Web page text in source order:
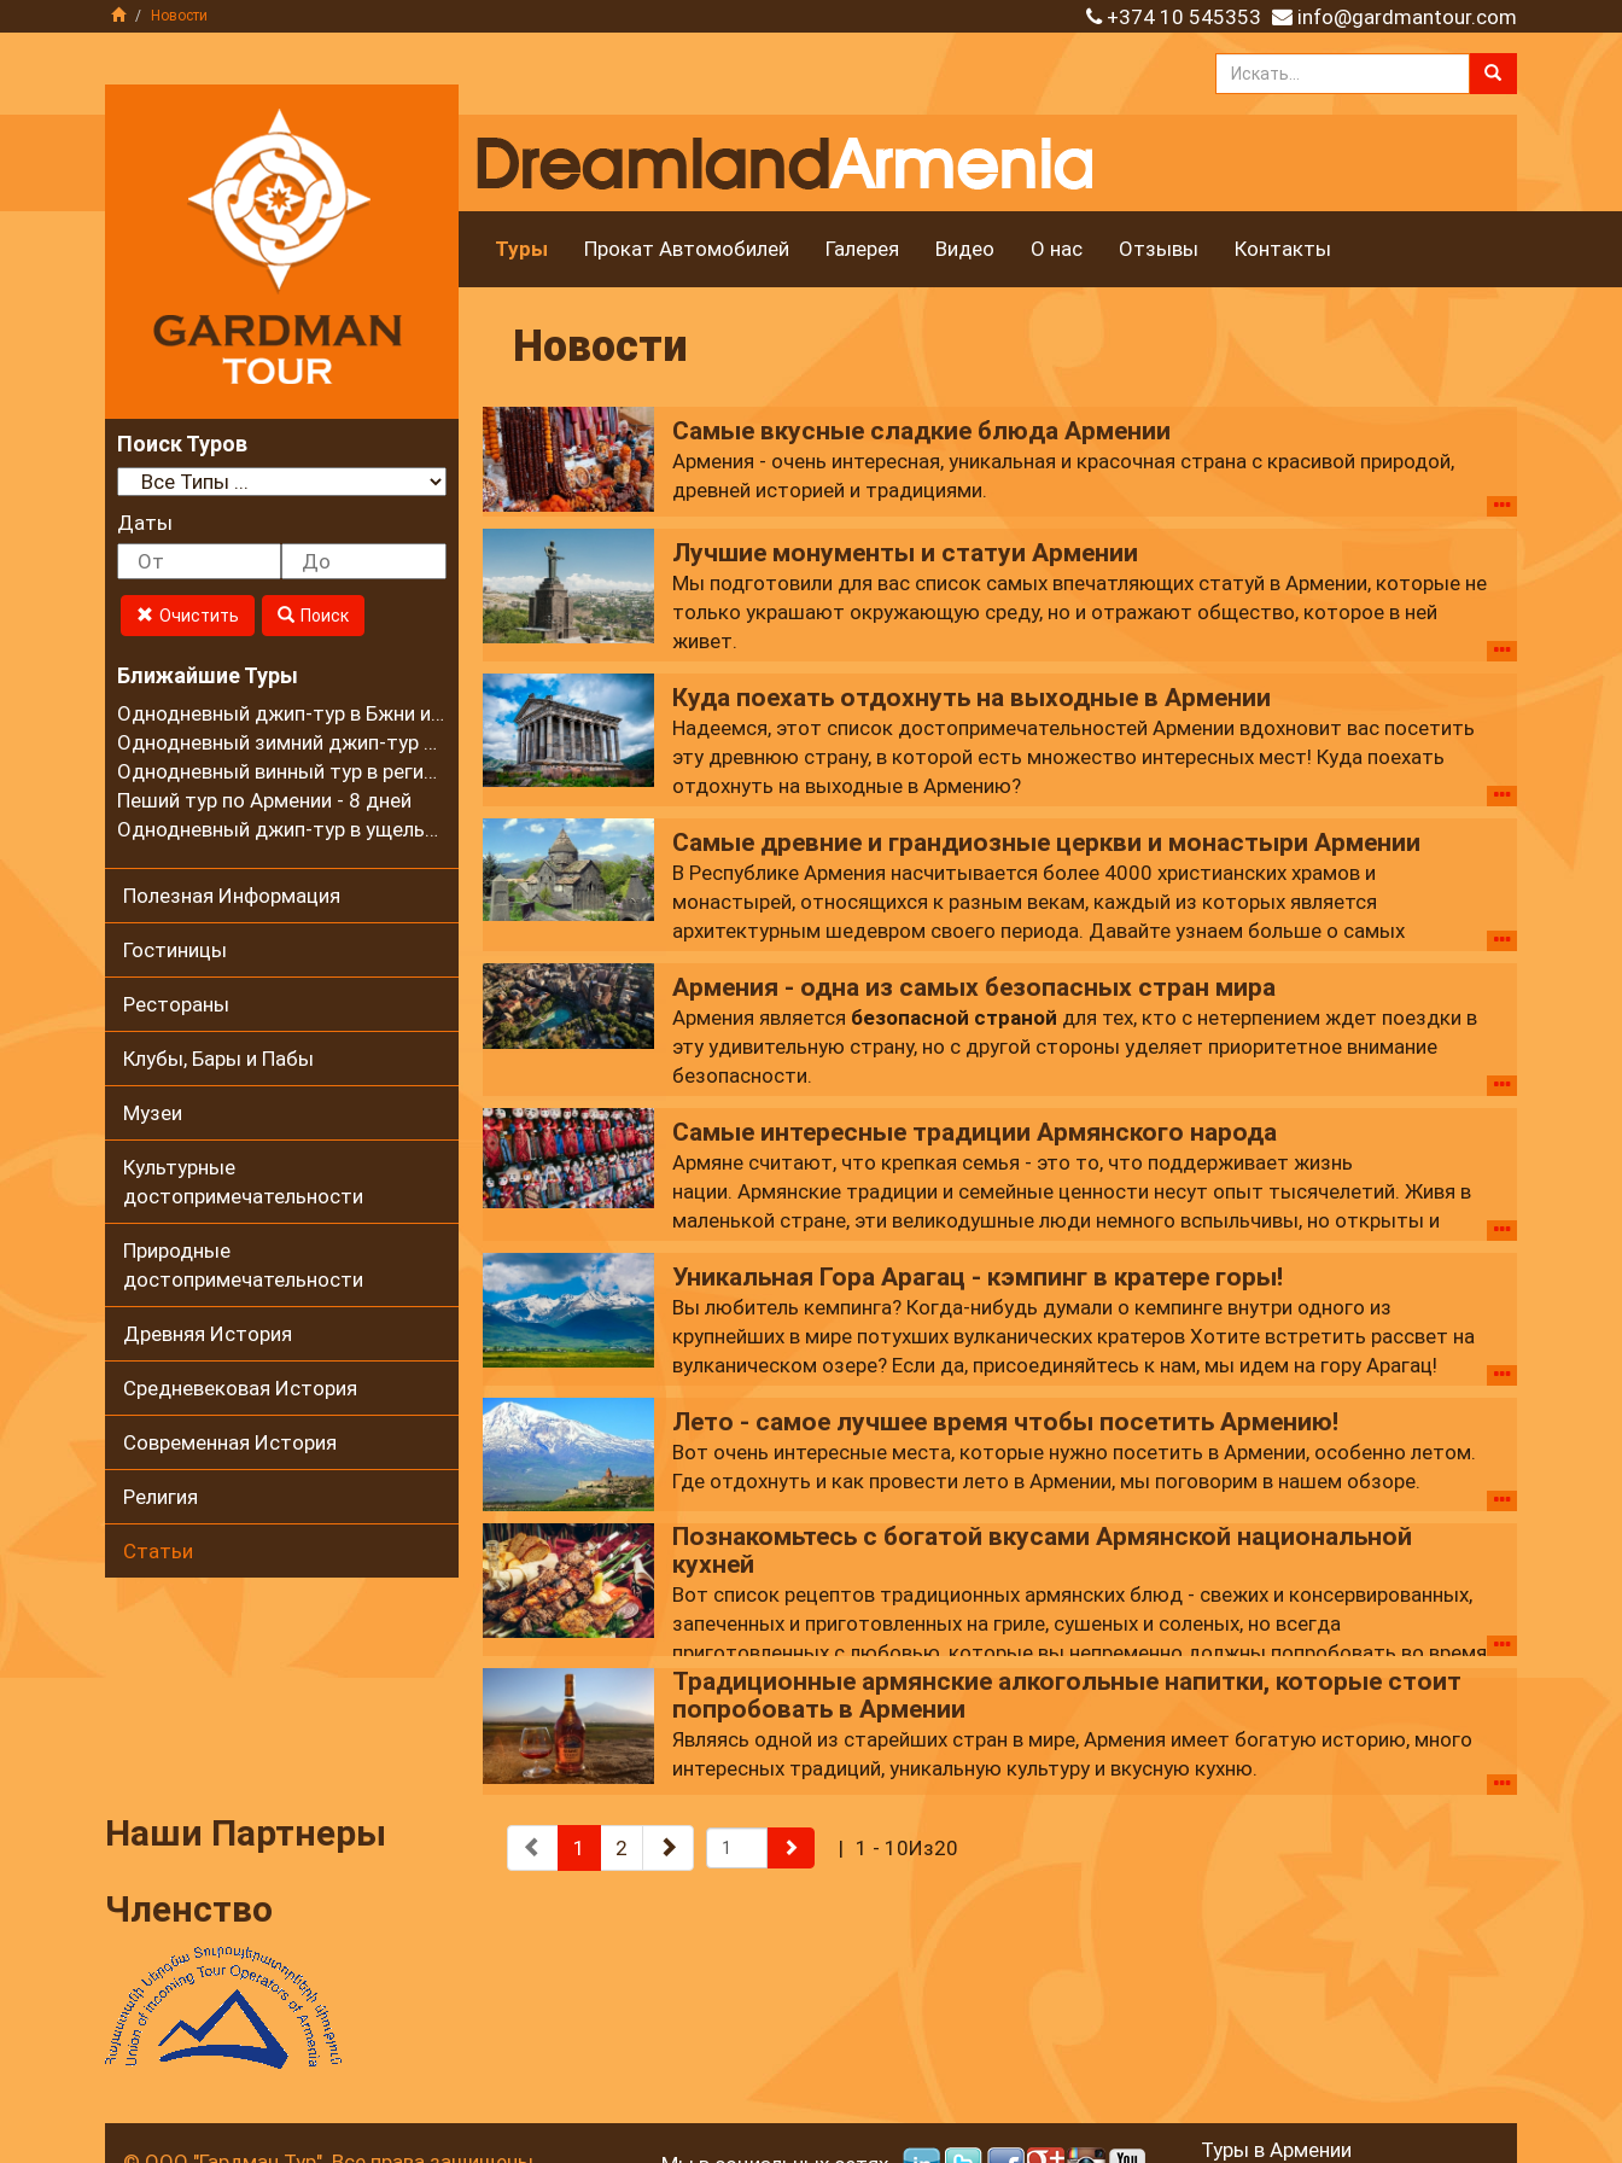
Новости +374 10 545353 info@gardmantour.com
Туры Прокат Автомобилей Галерея Видео О нас Отзывы Контакты
Поиск Туров
Даты
Очистить Поиск
Ближайшие Туры
Однодневный джип-тур в Бжни и на горный хребет Цахкуняц
Однодневный зимний джип-тур в село Калаван
Однодневный винный тур в регионе Вайоц Дзор
Пеший тур по Армении - 8 дней
Однодневный джип-тур в ущелье Гарни и на Гегамские горы
Полезная Информация
Гостиницы
Рестораны
Клубы, Бары и Пабы
Музеи
Культурные
достопримечательности
Природные
достопримечательности
Древняя История
Средневековая История
Современная История
Религия
Статьи
Наши Партнеры
Членство
Новости
Самые вкусные сладкие блюда Армении
Армения - очень интересная, уникальная и красочная страна с красивой природой,
древней историей и традициями.
Лучшие монументы и статуи Армении
Мы подготовили для вас список самых впечатляющих статуй в Армении, которые не
только украшают окружающую среду, но и отражают общество, которое в ней
живет.
Куда поехать отдохнуть на выходные в Армении
Надеемся, этот список достопримечательностей Армении вдохновит вас посетить
эту древнюю страну, в которой есть множество интересных мест! Куда поехать
отдохнуть на выходные в Армению?
Самые древние и грандиозные церкви и монастыри Армении
В Республике Армения насчитывается более 4000 христианских храмов и
монастырей, относящихся к разным векам, каждый из которых является
архитектурным шедевром своего периода. Давайте узнаем больше о самых
Армения - одна из самых безопасных стран мира
Армения является безопасной страной для тех, кто с нетерпением ждет поездки в
эту удивительную страну, но с другой стороны уделяет приоритетное внимание
безопасности.
Самые интересные традиции Армянского народа
Армяне считают, что крепкая семья - это то, что поддерживает жизнь
нации. Армянские традиции и семейные ценности несут опыт тысячелетий. Живя в
маленькой стране, эти великодушные люди немного вспыльчивы, но открыты и
Уникальная Гора Арагац - кэмпинг в кратере горы!
Вы любитель кемпинга? Когда-нибудь думали о кемпинге внутри одного из
крупнейших в мире потухших вулканических кратеров Хотите встретить рассвет на
вулканическом озере? Если да, присоединяйтесь к нам, мы идем на гору Арагац!
Лето - самое лучшее время чтобы посетить Армению!
Вот очень интересные места, которые нужно посетить в Армении, особенно летом.
Где отдохнуть и как провести лето в Армении, мы поговорим в нашем обзоре.
Познакомьтесь с богатой вкусами Армянской национальной
кухней
Вот список рецептов традиционных армянских блюд - свежих и консервированных,
запеченных и приготовленных на гриле, сушеных и соленых, но всегда
приготовленных с любовью, которые вы непременно должны попробовать во время
поездки в Армению.
Традиционные армянские алкогольные напитки, которые стоит
попробовать в Армении
Являясь одной из старейших стран в мире, Армения имеет богатую историю, много
интересных традиций, уникальную культуру и вкусную кухню.
1 2 1 - 10Из20
Туры в Армении